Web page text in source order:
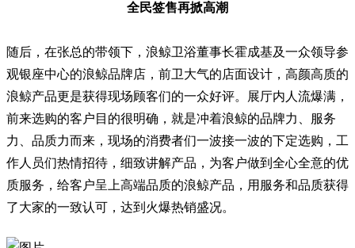
全民签售再掀高潮
随后，在张总的带领下，浪鲸卫浴董事长霍成基及一众领导参
观银座中心的浪鲸品牌店，前卫大气的店面设计，高颜高质的
浪鲸产品更是获得现场顾客们的一众好评。展厅内人流爆满，
前来选购的客户目的很明确，就是冲着浪鲸的品牌力、服务
力、品质力而来，现场的消费者们一波接一波的下定选购，工
作人员们热情招待，细致讲解产品，为客户做到全心全意的优
质服务，给客户呈上高端品质的浪鲸产品，用服务和品质获得
了大家的一致认可，达到火爆热销盛况。